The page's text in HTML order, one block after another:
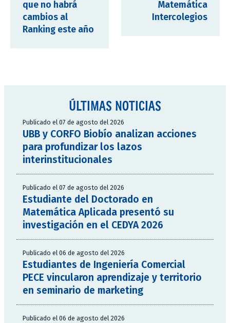
que no habrá
cambios al
Ranking este año
Matemática
Intercolegios
ÚLTIMAS NOTICIAS
Publicado el 07 de agosto del 2026
UBB y CORFO Biobío analizan acciones
para profundizar los lazos
interinstitucionales
Publicado el 07 de agosto del 2026
Estudiante del Doctorado en
Matemática Aplicada presentó su
investigación en el CEDYA 2026
Publicado el 06 de agosto del 2026
Estudiantes de Ingeniería Comercial
PECE vincularon aprendizaje y territorio
en seminario de marketing
Publicado el 06 de agosto del 2026